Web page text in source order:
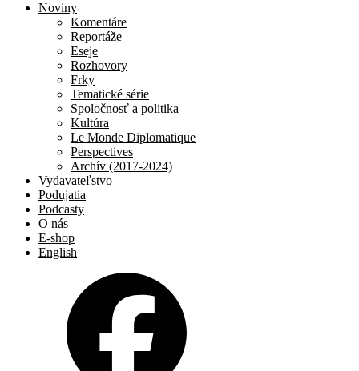
Noviny
Komentáre
Reportáže
Eseje
Rozhovory
Frky
Tematické série
Spoločnosť a politika
Kultúra
Le Monde Diplomatique
Perspectives
Archív (2017-2024)
Vydavateľstvo
Podujatia
Podcasty
O nás
E-shop
English